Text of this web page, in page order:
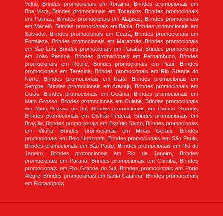
Velho, Brindes promocionais em Roraima, Brindes promocionais em
Boa Vista, Brindes promocionais em Tocantins, Brindes promocionais
em Palmas, Brindes promocionais em Alagoas, Brindes promocionais
em Maceió, Brindes promocionais em Bahia, Brindes promocionais em
Salvador, Brindes promocionais em Ceará, Brindes promocionais em
Fortaleza, Brindes promocionais em Maranhão, Brindes promocionais
em São Luís, Brindes promocionais em Paraíba, Brindes promocionais
em João Pessoa, Brindes promocionais em Pernambuco, Brindes
promocionais em Recife, Brindes promocionais em Piauí, Brindes
promocionais em Teresina, Brindes promocionais em Rio Grande do
Norte, Brindes promocionais em Natal, Brindes promocionais em
Sergipe, Brindes promocionais em Aracaju, Brindes promocionais em
Goiás, Brindes promocionais em Goiânia, Brindes promocionais em
Mato Grosso, Brindes promocionais em Cuiabá, Brindes promocionais
em Mato Grosso do Sul, Brindes promocionais em Campo Grande,
Brindes promocionais em Distrito Federal, Brindes promocionais em
Brasília, Brindes promocionais em Espírito Santo, Brindes promocionais
em Vitória, Brindes promocionais em Minas Gerais, Brindes
promocionais em Belo Horizonte, Brindes promocionais em São Paulo,
Brindes promocionais em São Paulo, Brindes promocionais em Rio de
Janeiro, Brindes promocionais em Rio de Janeiro, Brindes
promocionais em Paraná, Brindes promocionais em Curitiba, Brindes
promocionais em Rio Grande do Sul, Brindes promocionais em Porto
Alegre, Brindes promocionais em Santa Catarina, Brindes promocionais
em Florianópolis